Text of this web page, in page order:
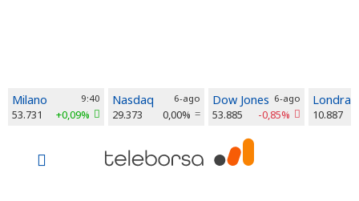
Milano 9:40
53.731 +0,09%
Nasdaq 6-ago
29.373 0,00%
Dow Jones 6-ago
53.885 -0,85%
Londra
10.887